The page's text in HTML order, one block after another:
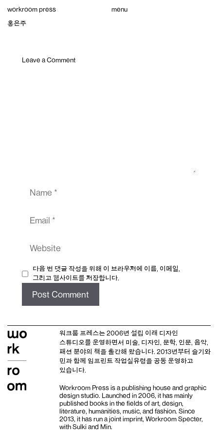
content
workroom press menu
홍은주
Leave a Comment
다음 번 댓글 작성을 위해 이 브라우저에 이름, 이메일,
그리고 웹사이트를 저장합니다.
워크룸 프레스는 2006년 설립 이래 디자인
스튜디오를 운영하면서 미술, 디자인, 문학, 인문, 음악,
패션 분야의 책을 출간해 왔습니다. 2013년부터 슬기와
민과 함께 임프린트 작업실유령을 공동 운영하고
있습니다.
Workroom Press is a publishing house and graphic
design studio. Launched in 2006, it has mainly
published books in the fields of art, design,
literature, humanities, music, and fashion. Since
2013, it has run a joint imprint, Workroom Specter,
with Sulki and Min.